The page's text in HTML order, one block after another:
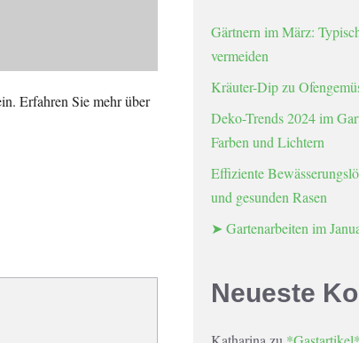
Erfahren Sie mehr über
Gärtnern im März:
vermeiden
Kräuter-Dip zu
Deko-Trends 2024 im
Farben und Lichtern
Effiziente
und gesunden Rasen
➤ Gartenarbeiten im
Neueste